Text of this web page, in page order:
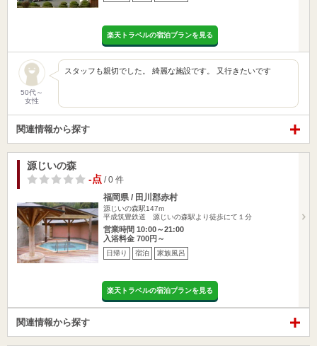
楽天トラベルの宿泊プランを見る
50代～
女性
スタッフも親切でした。 綺麗な施設です。 又行きたいです
関連情報から探す
源じいの森
-点 / 0 件
福岡県 / 田川郡赤村
源じいの森駅147m
平成筑豊鉄道 源じいの森駅より徒歩にて１分
営業時間 10:00～21:00
入浴料金 700円～
日帰り 宿泊 家族風呂
楽天トラベルの宿泊プランを見る
関連情報から探す